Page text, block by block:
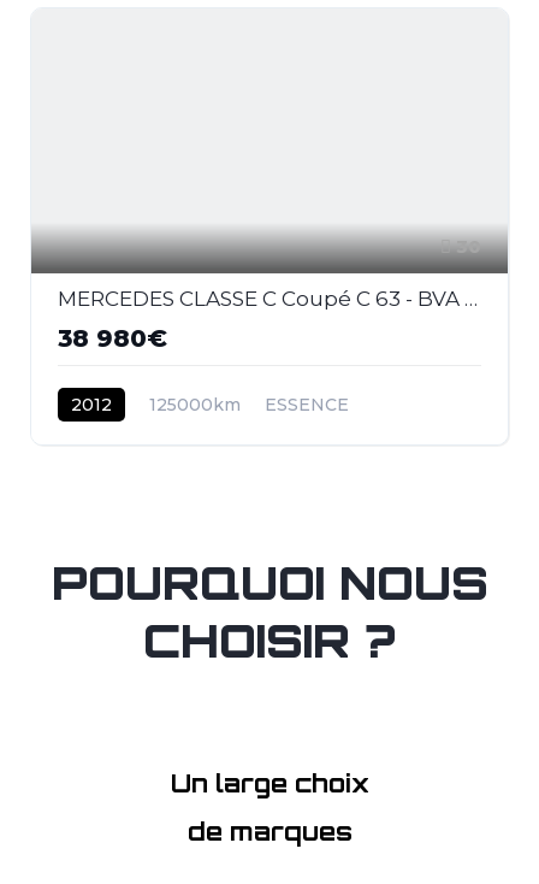
30
MERCEDES CLASSE C Coupé C 63 - BVA Speedshift MCT Pack Performance COUPE - BM 204 AMG - BVA
38 980€
2012 125000km ESSENCE
POURQUOI NOUS
CHOISIR ?
Un large choix
de marques